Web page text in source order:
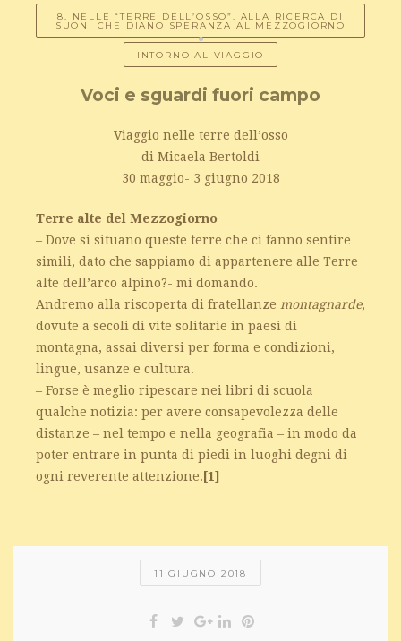
8. NELLE “TERRE DELL’OSSO”. ALLA RICERCA DI
SUONI CHE DIANO SPERANZA AL MEZZOGIORNO
INTORNO AL VIAGGIO
Voci e sguardi fuori campo
Viaggio nelle terre dell’osso
di Micaela Bertoldi
30 maggio- 3 giugno 2018
Terre alte del Mezzogiorno
– Dove si situano queste terre che ci fanno sentire
simili, dato che sappiamo di appartenere alle Terre
alte dell’arco alpino?- mi domando.
Andremo alla riscoperta di fratellanze montagnarde,
dovute a secoli di vite solitarie in paesi di
montagna, assai diversi per forma e condizioni,
lingue, usanze e cultura.
– Forse è meglio ripescare nei libri di scuola
qualche notizia: per avere consapevolezza delle
distanze – nel tempo e nella geografia – in modo da
poter entrare in punta di piedi in luoghi degni di
ogni reverente attenzione.[1]
11 GIUGNO 2018